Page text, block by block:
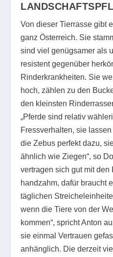
Von dieser Tierrasse gibt
ganz Österreich. Sie
sind viel genügsamer als
resistent gegenüber
Rinderkrankheiten. Sie
hoch, zählen zu den
den kleinsten
„Pferde sind relativ
Fressverhalten, sie
die Zebus perfekt dazu,
ähnlich wie Ziegen“, so
vertragen sich gut mit den
handzahm, dafür braucht
täglichen
wenn die Tiere von der
kommen“, spricht Anton
sie einmal Vertrauen
anhänglich. Die derzeit